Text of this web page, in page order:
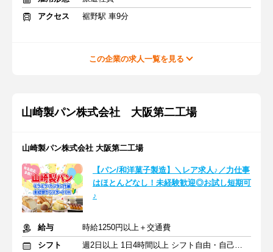
アクセス
裾野駅 車9分
この企業の求人一覧を見る
山崎製パン株式会社 大阪第二工場
山崎製パン株式会社 大阪第二工場
【パン/和洋菓子製造】＼レア求人♪／力仕事
はほとんどなし！未経験歓迎◎お試し短期可
♪
給与
時給1250円以上＋交通費
シフト
週2日以上 1日4時間以上 シフト自由・自己申告